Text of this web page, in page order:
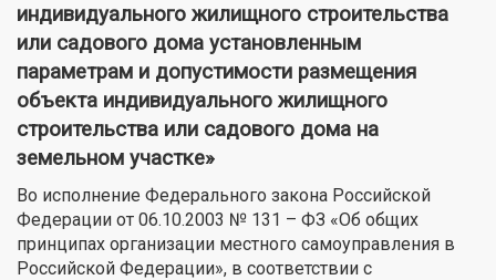
индивидуального жилищного строительства
или садового дома установленным
параметрам и допустимости размещения
объекта индивидуального жилищного
строительства или садового дома на
земельном участке»
Во исполнение Федерального закона Российской
Федерации от 06.10.2003 № 131 – ФЗ «Об общих
принципах организации местного самоуправления в
Российской Федерации», в соответствии с